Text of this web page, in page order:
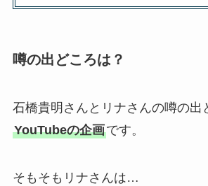
噂の出どころは？
石橋貴明さんとリナさんの噂の出
YouTubeの企画です。
そもそもリナさんは…